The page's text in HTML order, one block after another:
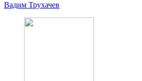
Вадим Трухачев